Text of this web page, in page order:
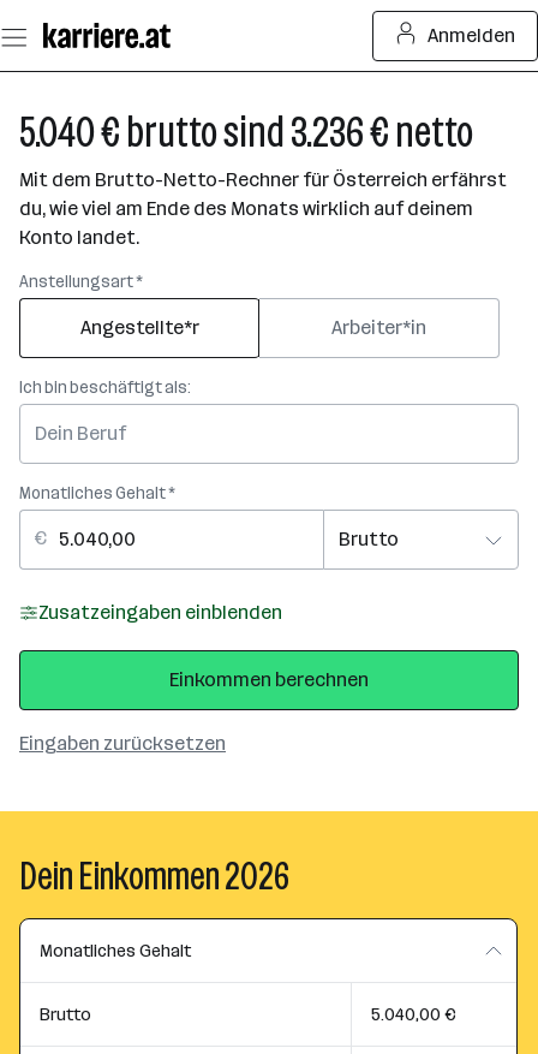
Seiteninhalt
springen
Anmelden
5.040 € brutto sind 3.236 € netto
Mit dem Brutto-Netto-Rechner für Österreich erfährst
du, wie viel am Ende des Monats wirklich auf deinem
Konto landet.
Anstellungsart *
Angestellte*r Arbeiter*in
Ich bin beschäftigt als:
Monatliches Gehalt *
Zusatzeingaben einblenden
Eingaben zurücksetzen
Einkommen berechnen
Dein Einkommen 2026
Monatliches Gehalt
Brutto 5.040,00 €